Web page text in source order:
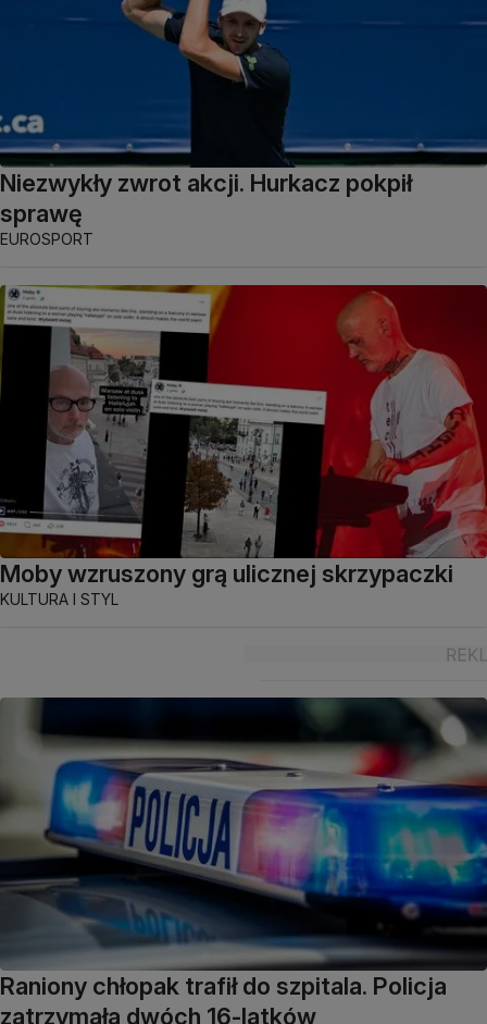
Niezwykły zwrot akcji. Hurkacz pokpił
sprawę
EUROSPORT
Moby wzruszony grą ulicznej skrzypaczki
KULTURA I STYL
Raniony chłopak trafił do szpitala. Policja
zatrzymała dwóch 16-latków